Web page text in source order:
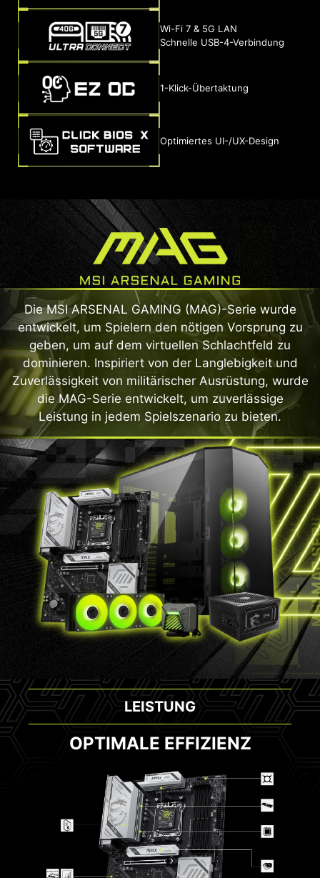
Wi-Fi 7 & 5G LAN
Schnelle USB-4-Verbindung
1-Klick-Übertaktung
Optimiertes UI-/UX-Design
Die MSI ARSENAL GAMING (MAG)-Serie wurde
entwickelt, um Spielern den nötigen Vorsprung zu
geben, um auf dem virtuellen Schlachtfeld zu
dominieren. Inspiriert von der Langlebigkeit und
Zuverlässigkeit von militärischer Ausrüstung, wurde
die MAG-Serie entwickelt, um zuverlässige
Leistung in jedem Spielszenario zu bieten.
LEISTUNG
OPTIMALE EFFIZIENZ